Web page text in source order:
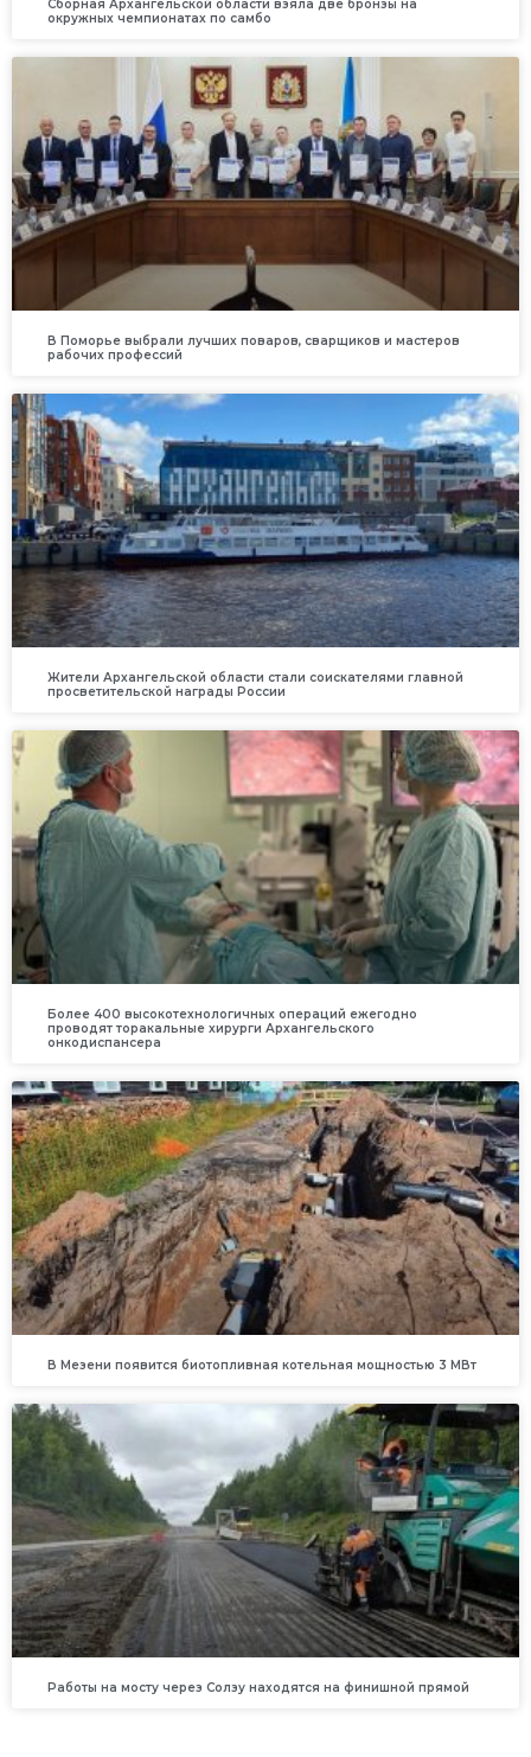
Сборная Архангельской области взяла две бронзы на
окружных чемпионатах по самбо
В Поморье выбрали лучших поваров, сварщиков и мастеров
рабочих профессий
Жители Архангельской области стали соискателями главной
просветительской награды России
Более 400 высокотехнологичных операций ежегодно
проводят торакальные хирурги Архангельского
онкодиспансера
В Мезени появится биотопливная котельная мощностью 3 МВт
Работы на мосту через Солзу находятся на финишной прямой